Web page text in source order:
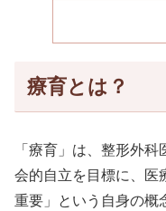
療育とは？
「療育」は、整形外
会的自立を目標に、医
重要」という自身の概